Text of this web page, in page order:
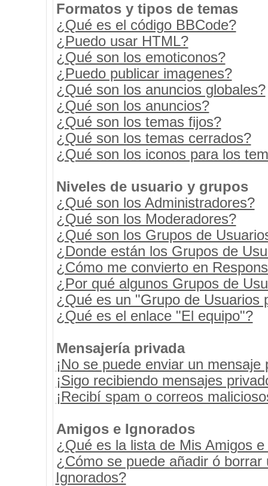
Formatos y tipos de temas
¿Qué es el código BBCode?
¿Puedo usar HTML?
¿Qué son los emoticonos?
¿Puedo publicar imagenes?
¿Qué son los anuncios globales?
¿Qué son los anuncios?
¿Qué son los temas fijos?
¿Qué son los temas cerrados?
¿Qué son los iconos para los
Niveles de usuario y grupos
¿Qué son los Administradores?
¿Qué son los Moderadores?
¿Qué son los Grupos de
¿Donde están los Grupos de
¿Cómo me convierto en
¿Por qué algunos Grupos de
¿Qué es un "Grupo de Usuarios
¿Qué es el enlace "El equipo"?
Mensajería privada
¡No se puede enviar un mensaje
¡Sigo recibiendo mensajes
¡Recibí spam o correos
Amigos e Ignorados
¿Qué es la lista de Mis Amigos
¿Cómo se puede añadir ó
Ignorados?